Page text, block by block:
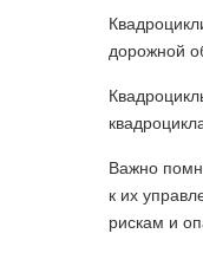
дорожной
Важно
к их
рискам и